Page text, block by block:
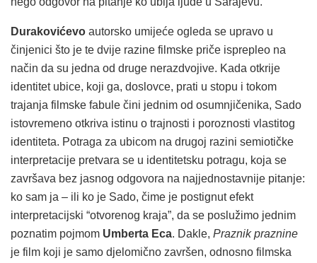
Durakovićevo autorsko umijeće ogleda se upravo u
činjenici što je te dvije razine filmske priče isprepleo na
način da su jedna od druge nerazdvojive. Kada otkrije
identitet ubice, koji ga, doslovce, prati u stopu i tokom
trajanja filmske fabule čini jednim od osumnjičenika, Sado
istovremeno otkriva istinu o trajnosti i poroznosti vlastitog
identiteta. Potraga za ubicom na drugoj razini semiotičke
interpretacije pretvara se u identitetsku potragu, koja se
završava bez jasnog odgovora na najjednostavnije pitanje:
ko sam ja – ili ko je Sado, čime je postignut efekt
interpretacijski “otvorenog kraja”, da se poslužimo jednim
poznatim pojmom Umberta Eca. Dakle, Praznik praznine
je film koji je samo djelomično završen, odnosno filmska